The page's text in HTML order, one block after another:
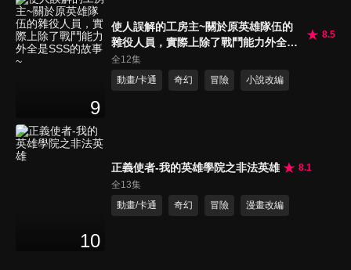
9
使人誤解的工房主~關於原英雄隊伍的
雜役人員，實際上除了戰鬥能力外全是
SSS的故事~
8.5
全12集
動畫/卡通
奇幻 冒險 小說改編
10
正義使者-我的英雄學院之非法英雄
8.1
全13集
動畫/卡通
奇幻 冒險 漫畫改編